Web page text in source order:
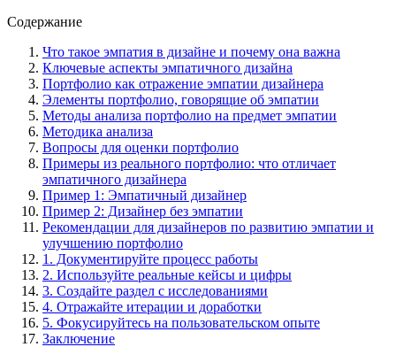
Содержание
Что такое эмпатия в дизайне и почему она важна
Ключевые аспекты эмпатичного дизайна
Портфолио как отражение эмпатии дизайнера
Элементы портфолио, говорящие об эмпатии
Методы анализа портфолио на предмет эмпатии
Методика анализа
Вопросы для оценки портфолио
Примеры из реального портфолио: что отличает
эмпатичного дизайнера
Пример 1: Эмпатичный дизайнер
Пример 2: Дизайнер без эмпатии
Рекомендации для дизайнеров по развитию эмпатии и
улучшению портфолио
1. Документируйте процесс работы
2. Используйте реальные кейсы и цифры
3. Создайте раздел с исследованиями
4. Отражайте итерации и доработки
5. Фокусируйтесь на пользовательском опыте
Заключение